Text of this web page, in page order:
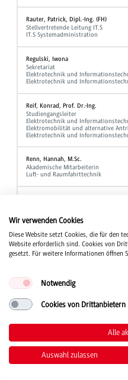
Rauter, Patrick, Dipl.-Ing. (FH)
Stellvertretende Leitung IT.S
IT.S Systemadministration
Regulski, Iwona
Sekretariat
Elektrotechnik und
Elektrotechnik und
Reif, Konrad, Prof. Dr.-Ing.
Studiengangsleiter
Elektrotechnik und
Elektromobilität und alternative
Elektrotechnik und
Renn, Hannah, M.Sc.
Akademische Mitarbeiterin
Luft- und Raumfahrttechnik
Gleichbehandlungsmanager
Rieber, Jochen, Prof. Dr.
Professor
Rief, Manfred, Dipl.-Ing. (FH)
Maschinenbau
Rieger, Bernd, Prof. Dr.
BWL - Bank und BWL -
Riegger, Chiara
Wir verwenden Cookies
Diese Website setzt Cookies, die für den
Website erforderlich sind. Cookies von
gesetzt. Für weitere Informationen öffnen
Notwendig
Cookies von Drittanbietern
Alle
Auswahl zulassen